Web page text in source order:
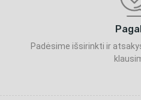
Padėsime išsirinkti ir